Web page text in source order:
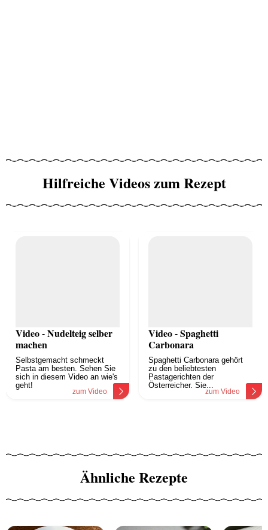
Hilfreiche Videos zum Rezept
Video - Nudelteig selber
machen
Selbstgemacht schmeckt
Pasta am besten. Sehen Sie
sich in diesem Video an wie's
geht!
zum Video
Video - Spaghetti
Carbonara
Spaghetti Carbonara gehört
zu den beliebtesten
Pastagerichten der
Österreicher. Sie...
zum Video
Ähnliche Rezepte